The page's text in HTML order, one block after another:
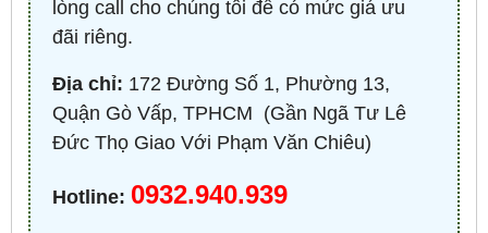
lòng call cho chúng tôi để có mức giá ưu
đãi riêng.
Địa chỉ: 172 Đường Số 1, Phường 13,
Quận Gò Vấp, TPHCM ​ (Gần Ngã Tư Lê
Đức Thọ Giao Với Phạm Văn Chiêu)
Hotline: 0932.940.939